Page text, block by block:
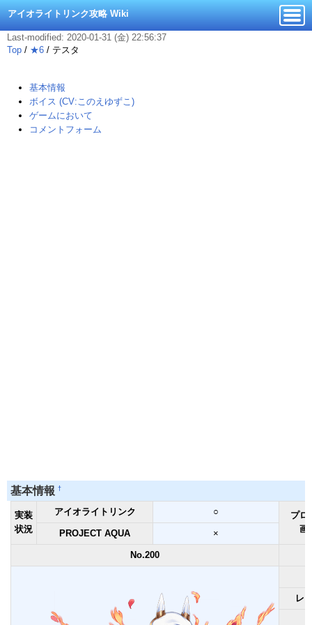
アイオライトリンク攻略 Wiki
Last-modified: 2020-01-31 (金) 22:56:37
Top / ★6 / テスタ
基本情報
ボイス (CV:このえゆずこ)
ゲームにおいて
コメントフォーム
基本情報 †
実装
状況
アイオライトリンク ○
プロ
画
PROJECT AQUA ×
No.200
レ